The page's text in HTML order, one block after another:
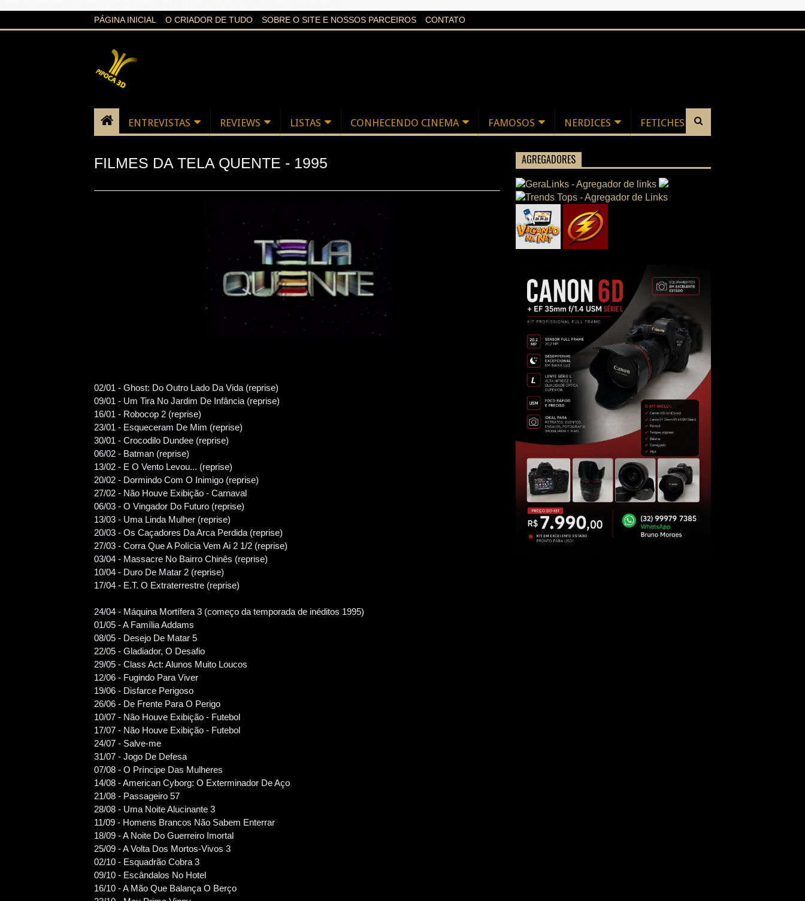
PÁGINA INICIAL O CRIADOR DE TUDO SOBRE O SITE E NOSSOS PARCEIROS CONTATO
ENTREVISTAS REVIEWS LISTAS CONHECENDO CINEMA FAMOSOS NERDICES FETICHES
FILMES DA TELA QUENTE - 1995
02/01 - Ghost: Do Outro Lado Da Vida (reprise)
09/01 - Um Tira No Jardim De Infância (reprise)
16/01 - Robocop 2 (reprise)
23/01 - Esqueceram De Mim (reprise)
30/01 - Crocodilo Dundee (reprise)
06/02 - Batman (reprise)
13/02 - E O Vento Levou... (reprise)
20/02 - Dormindo Com O Inimigo (reprise)
27/02 - Não Houve Exibição - Carnaval
06/03 - O Vingador Do Futuro (reprise)
13/03 - Uma Linda Mulher (reprise)
20/03 - Os Caçadores Da Arca Perdida (reprise)
27/03 - Corra Que A Polícia Vem Ai 2 1/2 (reprise)
03/04 - Massacre No Bairro Chinês (reprise)
10/04 - Duro De Matar 2 (reprise)
17/04 - E.T. O Extraterrestre (reprise)
24/04 - Máquina Mortífera 3 (começo da temporada de inéditos 1995)
01/05 - A Família Addams
08/05 - Desejo De Matar 5
22/05 - Gladiador, O Desafio
29/05 - Class Act: Alunos Muito Loucos
12/06 - Fugindo Para Viver
19/06 - Disfarce Perigoso
26/06 - De Frente Para O Perigo
10/07 - Não Houve Exibição - Futebol
17/07 - Não Houve Exibição - Futebol
24/07 - Salve-me
31/07 - Jogo De Defesa
07/08 - O Príncipe Das Mulheres
14/08 - American Cyborg: O Exterminador De Aço
21/08 - Passageiro 57
28/08 - Uma Noite Alucinante 3
11/09 - Homens Brancos Não Sabem Enterrar
18/09 - A Noite Do Guerreiro Imortal
25/09 - A Volta Dos Mortos-Vivos 3
02/10 - Esquadrão Cobra 3
09/10 - Escândalos No Hotel
16/10 - A Mão Que Balança O Berço
AGREGADORES